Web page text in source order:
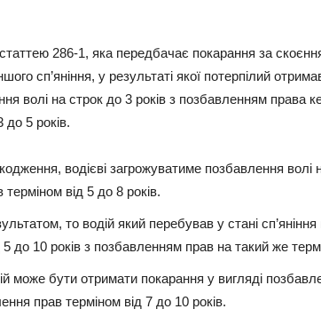
286-1, яка передбачає покарання за
сп’яніння, у результаті якої потерпілий
волі на строк до 3 років з позбавленням права
5 років.
водієві загрожуватиме позбавлення волі
від 5 до 8 років.
то водій який перебував у стані
до 10 років з позбавленням прав на такий же
може бути отримати покарання у вигляді
прав терміном від 7 до 10 років.